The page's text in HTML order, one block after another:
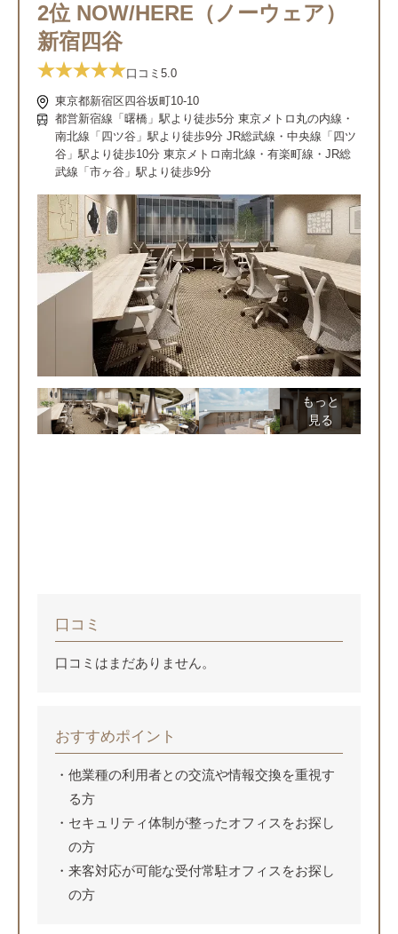
2位 NOW/HERE（ノーウェア）
新宿四谷
口コミ 5.0
東京都新宿区四谷坂町10-10
都営新宿線「曙橋」駅より徒歩5分 東京メトロ丸の内線・
南北線「四ツ谷」駅より徒歩9分 JR総武線・中央線「四ツ
谷」駅より徒歩10分 東京メトロ南北線・有楽町線・JR総
武線「市ヶ⾕」駅より徒歩9分
もっと
見る
口コミ
口コミはまだありません。
おすすめポイント
他業種の利用者との交流や情報交換を重視す
る方
セキュリティ体制が整ったオフィスをお探し
の方
来客対応が可能な受付常駐オフィスをお探し
の方